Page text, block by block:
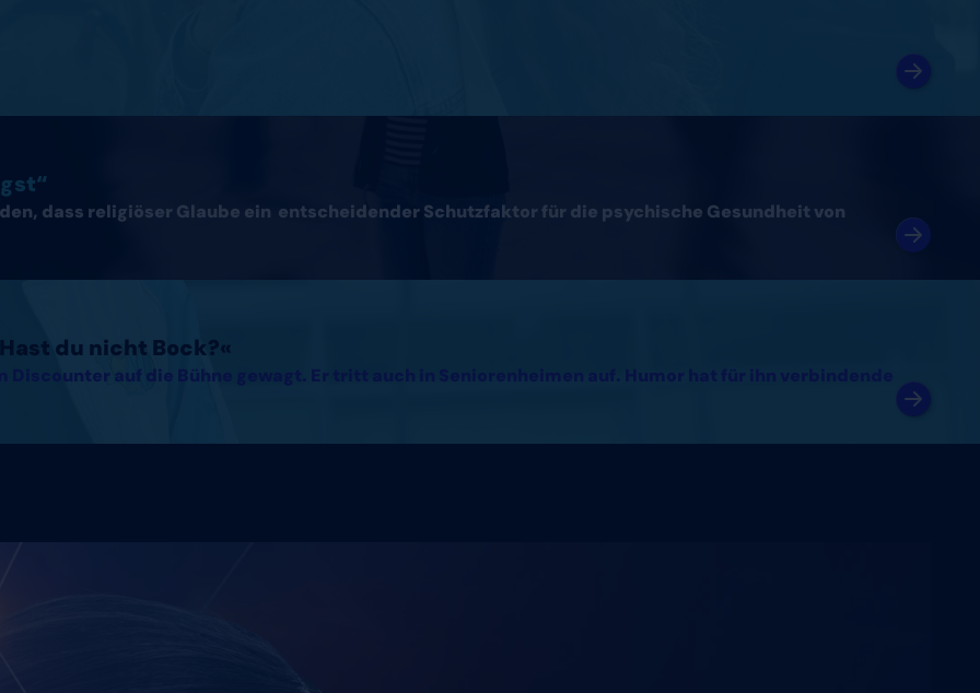
dass religiöser Glaube ein entscheidender Schutzfaktor für die psychische Gesundheit von
du nicht Bock?«
Discounter auf die Bühne gewagt. Er tritt auch in Seniorenheimen auf. Humor hat für ihn verbindende